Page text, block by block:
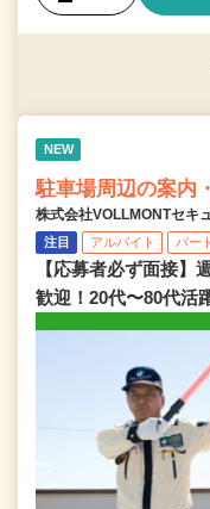
NEW
駐車場周辺の案内
株式会社VOLLMONTセキ
注目 アルバイト パー
【応募者必ず面接】
歓迎！20代〜80代活